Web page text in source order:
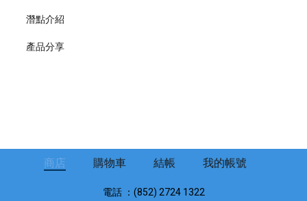
潛點介紹
產品分享
商店 購物車 結帳 我的帳號
電話 ：(852) 2724 1322